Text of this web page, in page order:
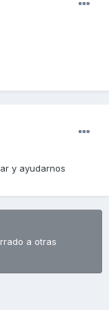
y ayudarnos
a otras